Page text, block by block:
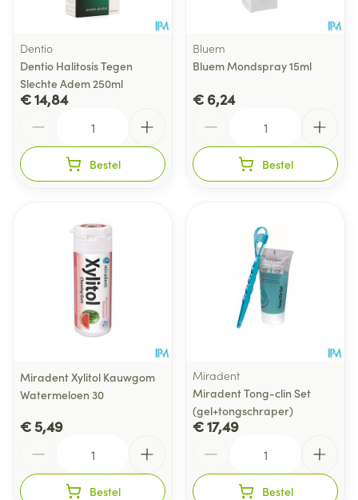
Dentio
Dentio Halitosis Tegen
Slechte Adem 250ml
€ 14,84
Bestel
Bluem
Bluem Mondspray 15ml
€ 6,24
Bestel
Miradent Xylitol Kauwgom
Watermeloen 30
€ 5,49
Bestel
Miradent
Miradent Tong-clin Set
(gel+tongschraper)
€ 17,49
Bestel